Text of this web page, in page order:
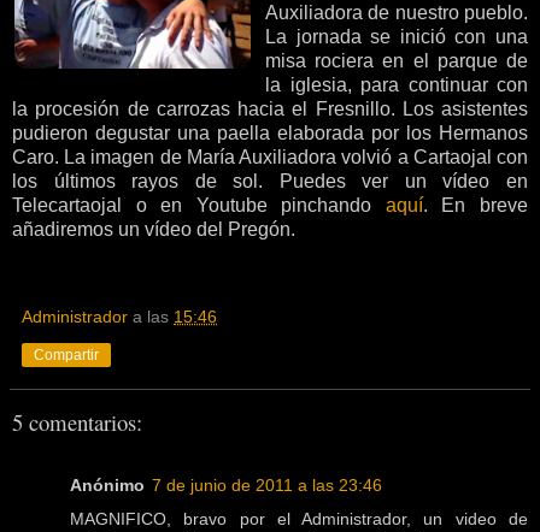
Auxiliadora de nuestro pueblo.
La jornada se inició con una
misa rociera en el parque de
la iglesia, para continuar con
la procesión de carrozas hacia el Fresnillo. Los asistentes
pudieron degustar una paella elaborada por los Hermanos
Caro. La imagen de María Auxiliadora volvió a Cartaojal con
los últimos rayos de sol. Puedes ver un vídeo en
Telecartaojal o en Youtube pinchando aquí. En breve
añadiremos un vídeo del Pregón.
Administrador a las 15:46
Compartir
5 comentarios:
Anónimo 7 de junio de 2011 a las 23:46
MAGNIFICO, bravo por el Administrador, un video de